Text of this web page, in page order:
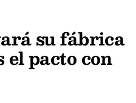
su fábrica
el pacto con